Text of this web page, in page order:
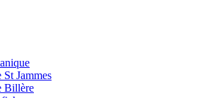
St Jammes
Billère